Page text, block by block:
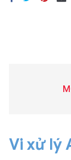
Vi xử lý